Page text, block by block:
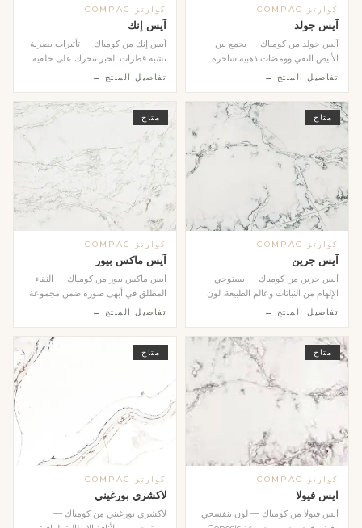
كوارتز COMPAC
آيس جولد
آيس جولد من كومباك — يجمع بين
الأبيض النقي وومضات ذهبية ساحرة
ضمن مجموعة Genesis...
تفاصيل المنتج ←
كوارتز COMPAC
آيس إنك
آيس إنك من كومباك — تأثيرات بصرية
تشبه قطرات الحبر تتحرك على خلفية
فاتحة ضمن مجم...
تفاصيل المنتج ←
متاح
كوارتز COMPAC
آيس جرين
آيس جرين من كومباك — يستوحي
الإلهام من النباتات وعالم الطبيعة. لون
أخضر هادئ ومت...
تفاصيل المنتج ←
متاح
كوارتز COMPAC
آيس ماكس بيور
آيس ماكس بيور من كومباك — النقاء
المطلق في أبهى صوره ضمن مجموعة
Genesis. أبيض نا...
تفاصيل المنتج ←
متاح
كوارتز COMPAC
ايس فيولا
آيس فيولا من كومباك — لون بنفسجي
متاح
كوارتز COMPAC
لاكشري بورغيني
لاكشري بورغيني من كومباك —